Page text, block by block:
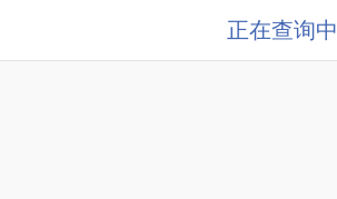
正在查询中